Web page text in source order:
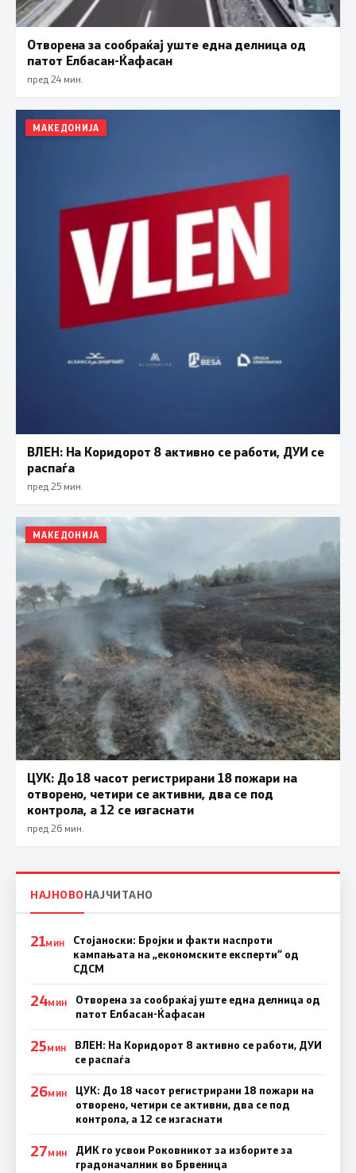
Отворена за сообраќај уште една делница од
патот Елбасан-Ќафасан
пред 24 мин.
МАКЕДОНИЈА
ВЛЕН: На Коридорот 8 активно се работи, ДУИ се
распаѓа
пред 25 мин.
МАКЕДОНИЈА
ЦУК: До 18 часот регистрирани 18 пожари на
отворено, четири се активни, два се под
контрола, а 12 се изгаснати
пред 26 мин.
НАЈНОВОНАЈЧИТАНО
21МИН
Стојаноски: Бројки и факти наспроти
кампањата на „економските експерти“ од
СДСM
24МИН
Отворена за сообраќај уште една делница од
патот Елбасан-Ќафасан
25МИН
ВЛЕН: На Коридорот 8 активно се работи, ДУИ
се распаѓа
26МИН
ЦУК: До 18 часот регистрирани 18 пожари на
отворено, четири се активни, два се под
контрола, а 12 се изгаснати
27МИН
ДИК го усвои Роковникот за изборите за
градоначалник во Брвеница